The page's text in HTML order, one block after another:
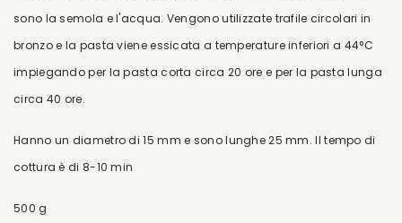
sono la semola e l'acqua. Vengono utilizzate trafile circolari in
bronzo e la pasta viene essicata a temperature inferiori a 44°C
impiegando per la pasta corta circa 20 ore e per la pasta lunga
circa 40 ore.
Hanno un diametro di 15 mm e sono lunghe 25 mm. Il tempo di
cottura è di 8-10 min
500 g